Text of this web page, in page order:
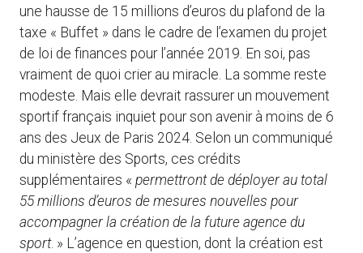
une hausse de 15 millions d’euros du plafond de la
taxe « Buffet » dans le cadre de l’examen du projet
de loi de finances pour l’année 2019. En soi, pas
vraiment de quoi crier au miracle. La somme reste
modeste. Mais elle devrait rassurer un mouvement
sportif français inquiet pour son avenir à moins de 6
ans des Jeux de Paris 2024. Selon un communiqué
du ministère des Sports, ces crédits
supplémentaires « permettront de déployer au total
55 millions d’euros de mesures nouvelles pour
accompagner la création de la future agence du
sport. » L’agence en question, dont la création est